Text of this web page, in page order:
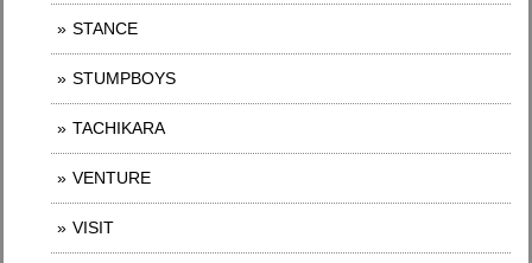
STANCE
STUMPBOYS
TACHIKARA
VENTURE
VISIT